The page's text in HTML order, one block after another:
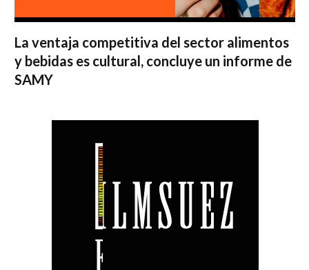
La ventaja competitiva del sector alimentos
y bebidas es cultural, concluye un informe de
SAMY